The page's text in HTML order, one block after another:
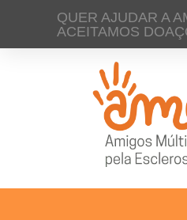
QUER AJUDAR A
ACEITAMOS